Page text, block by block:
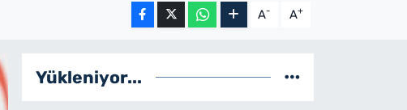
A- A+
Yükleniyor...